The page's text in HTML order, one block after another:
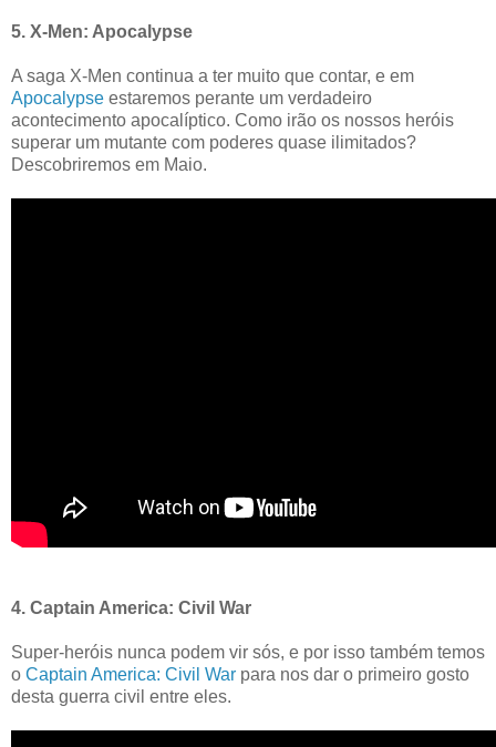
5. X-Men: Apocalypse
A saga X-Men continua a ter muito que contar, e em
Apocalypse estaremos perante um verdadeiro
acontecimento apocalíptico. Como irão os nossos heróis
superar um mutante com poderes quase ilimitados?
Descobriremos em Maio.
4. Captain America: Civil War
Super-heróis nunca podem vir sós, e por isso também temos
o Captain America: Civil War para nos dar o primeiro gosto
desta guerra civil entre eles.